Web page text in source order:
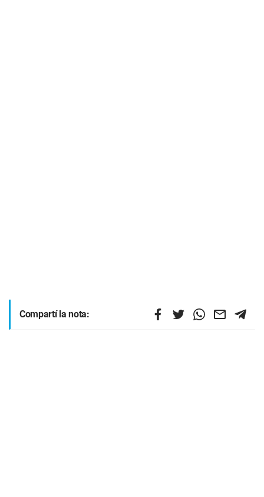
Compartí la nota: